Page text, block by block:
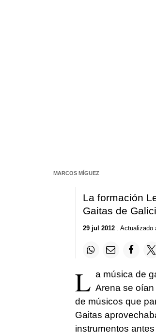
MARCOS MÍGUEZ
La formación
Gaitas de
29 jul 2012. Actualizado
L a música de
Arena se
de músicos que
Gaitas
instrumentos